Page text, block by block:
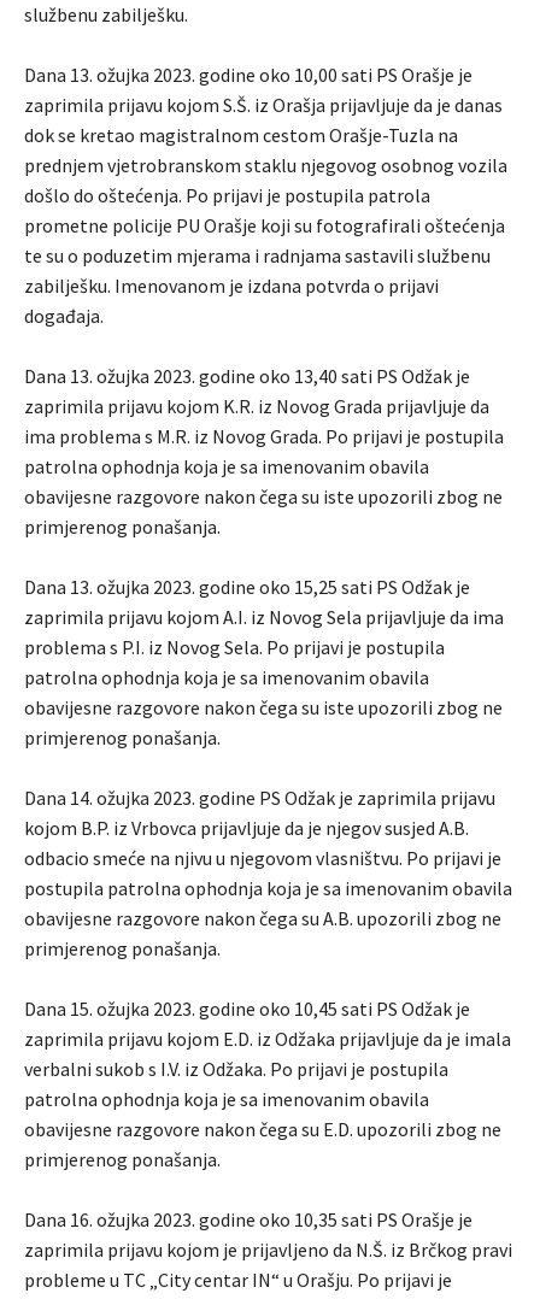
službenu zabilješku.
Dana 13. ožujka 2023. godine oko 10,00 sati PS Orašje je
zaprimila prijavu kojom S.Š. iz Orašja prijavljuje da je danas
dok se kretao magistralnom cestom Orašje-Tuzla na
prednjem vjetrobranskom staklu njegovog osobnog vozila
došlo do oštećenja. Po prijavi je postupila patrola
prometne policije PU Orašje koji su fotografirali oštećenja
te su o poduzetim mjerama i radnjama sastavili službenu
zabilješku. Imenovanom je izdana potvrda o prijavi
događaja.
Dana 13. ožujka 2023. godine oko 13,40 sati PS Odžak je
zaprimila prijavu kojom K.R. iz Novog Grada prijavljuje da
ima problema s M.R. iz Novog Grada. Po prijavi je postupila
patrolna ophodnja koja je sa imenovanim obavila
obavijesne razgovore nakon čega su iste upozorili zbog ne
primjerenog ponašanja.
Dana 13. ožujka 2023. godine oko 15,25 sati PS Odžak je
zaprimila prijavu kojom A.I. iz Novog Sela prijavljuje da ima
problema s P.I. iz Novog Sela. Po prijavi je postupila
patrolna ophodnja koja je sa imenovanim obavila
obavijesne razgovore nakon čega su iste upozorili zbog ne
primjerenog ponašanja.
Dana 14. ožujka 2023. godine PS Odžak je zaprimila prijavu
kojom B.P. iz Vrbovca prijavljuje da je njegov susjed A.B.
odbacio smeće na njivu u njegovom vlasništvu. Po prijavi je
postupila patrolna ophodnja koja je sa imenovanim obavila
obavijesne razgovore nakon čega su A.B. upozorili zbog ne
primjerenog ponašanja.
Dana 15. ožujka 2023. godine oko 10,45 sati PS Odžak je
zaprimila prijavu kojom E.D. iz Odžaka prijavljuje da je imala
verbalni sukob s I.V. iz Odžaka. Po prijavi je postupila
patrolna ophodnja koja je sa imenovanim obavila
obavijesne razgovore nakon čega su E.D. upozorili zbog ne
primjerenog ponašanja.
Dana 16. ožujka 2023. godine oko 10,35 sati PS Orašje je
zaprimila prijavu kojom je prijavljeno da N.Š. iz Brčkog pravi
probleme u TC „City centar IN“ u Orašju. Po prijavi je